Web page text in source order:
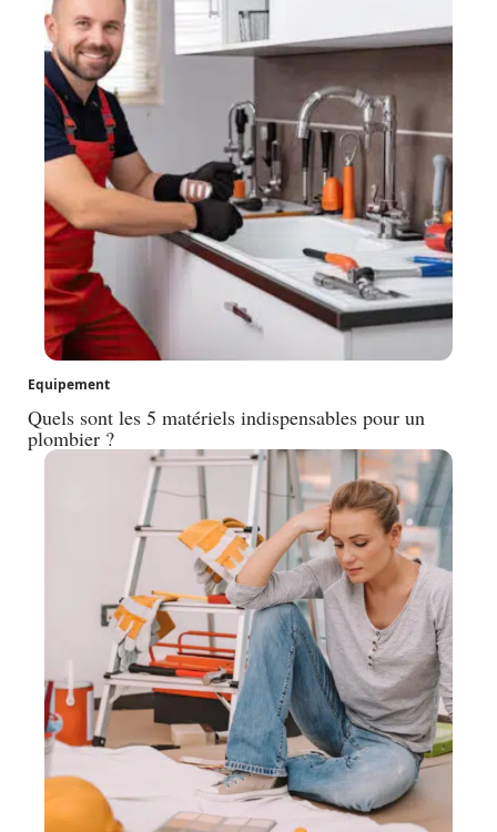
Equipement
Quels sont les 5 matériels indispensables pour un
plombier ?